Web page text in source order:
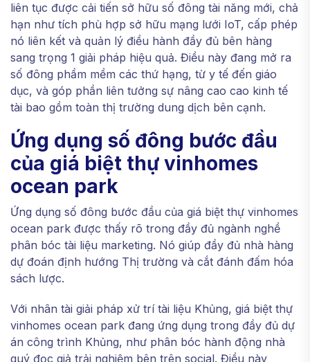
liên tục được cải tiến sở hữu số đông tài năng mới, chả
hạn như tích phù hợp sở hữu mạng lưới IoT, cấp phép
nó liên kết và quản lý điều hành đầy đủ bên hàng
sang trọng 1 giải pháp hiệu quả. Điều này đang mở ra
số đông phầm mềm các thứ hạng, từ y tế đến giáo
dục, và góp phần liên tưởng sự nâng cao cao kinh tế
tài bao gồm toàn thị trường dung dịch bên cạnh.
Ứng dụng số đông bước đầu
của giá biệt thự vinhomes
ocean park
Ứng dụng số đông bước đầu của giá biệt thự vinhomes
ocean park được thấy rõ trong đầy đủ ngành nghề
phân bóc tài liệu marketing. Nó giúp đầy đủ nhà hàng
dự đoán định hướng Thị trường và cắt đánh đấm hóa
sách lược.
Với nhân tài giải pháp xử trí tài liệu Khủng, giá biệt thự
vinhomes ocean park đang ứng dụng trong đầy đủ dự
án công trình Khủng, như phân bóc hành động nhà
quý đọc giả trải nghiệm bên trên social. Điều này